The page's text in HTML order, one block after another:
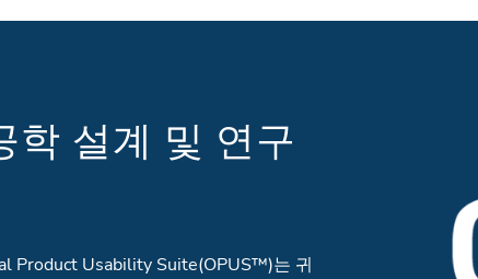
학 설계 및 연구
Product Usability Suite(OPUS™)는 귀